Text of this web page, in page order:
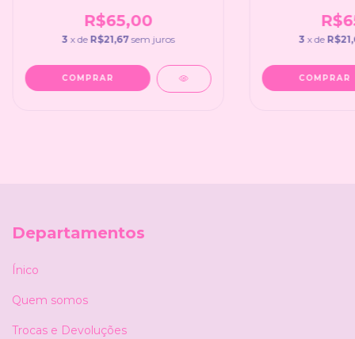
R$65,00
3 x de R$21,67 sem juros 3 x de
Departamentos
Ínico
Quem somos
Trocas e Devoluções